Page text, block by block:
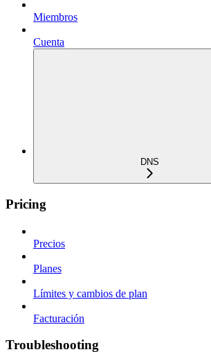
Miembros
Cuenta
DNS
Pricing
Precios
Planes
Límites y cambios de plan
Facturación
Troubleshooting